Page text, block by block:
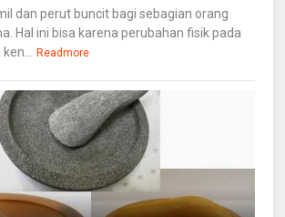
dan perut buncit bagi sebagian orang
Hal ini bisa karena perubahan fisik pada
Readmore